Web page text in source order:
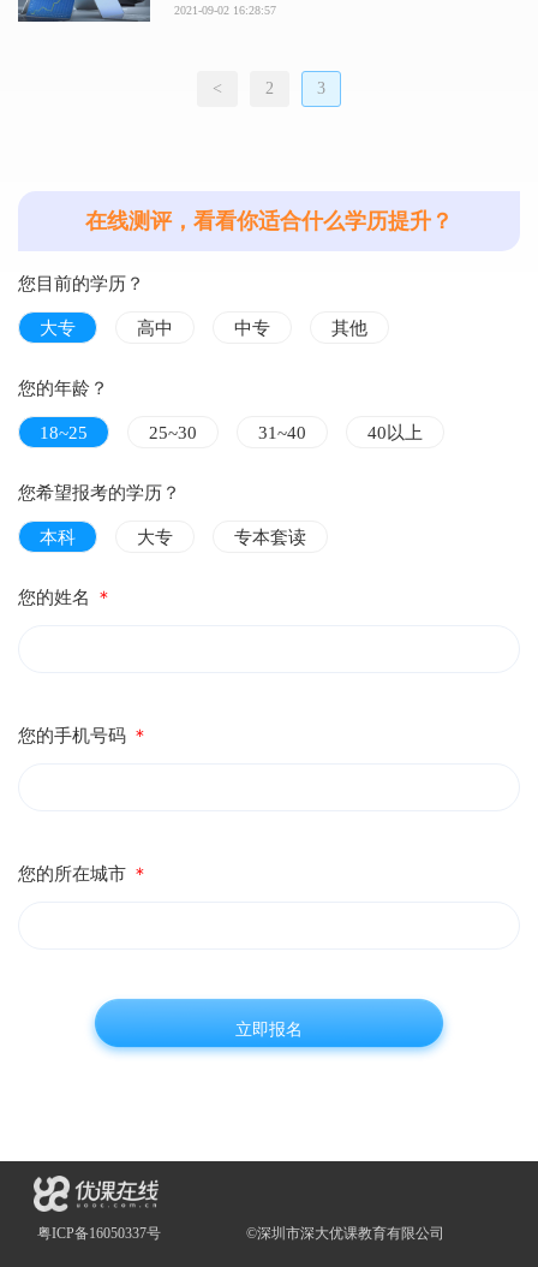
2021-09-02 16:28:57
< 2 3
在线测评，看看你适合什么学历提升？
您目前的学历？
大专 高中 中专 其他
您的年龄？
18~25 25~30 31~40 40以上
您希望报考的学历？
本科 大专 专本套读
您的姓名 ＊
您的手机号码 ＊
您的所在城市 ＊
粤ICP备16050337号 ©深圳市深大优课教育有限公司